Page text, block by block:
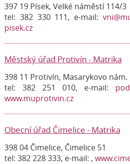
397 19 Písek, Velké náměstí 114/3
tel: 382 330 111, e-mail:
pisek.cz
Městský úřad Protivín - Matrika
398 11 Protivín, Masarykovo nám.
tel: 382 251 010, e-mail:
www.muprotivin.cz
Obecní úřad Čimelice - Matrika
398 04 Čimelice, Čimelice 51
tel: 382 228 333, e-mail: ,